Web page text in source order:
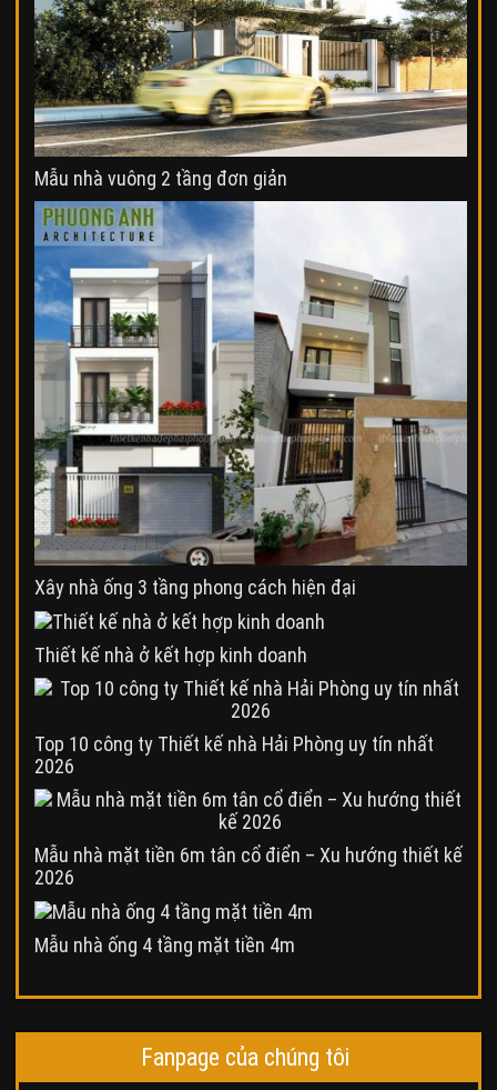
Mẫu nhà vuông 2 tầng đơn giản
Xây nhà ống 3 tầng phong cách hiện đại
Thiết kế nhà ở kết hợp kinh doanh
Top 10 công ty Thiết kế nhà Hải Phòng uy tín nhất
2026
Mẫu nhà mặt tiền 6m tân cổ điển – Xu hướng thiết kế
2026
Mẫu nhà ống 4 tầng mặt tiền 4m
Fanpage của chúng tôi